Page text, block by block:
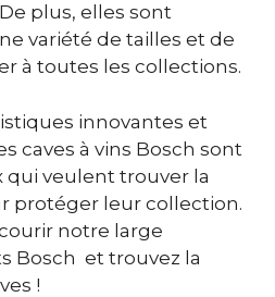
plus, elles sont
variété de tailles et de
à toutes les collections.
innovantes et
caves à vins Bosch sont
qui veulent trouver la
protéger leur collection.
notre large
Bosch et trouvez la
!